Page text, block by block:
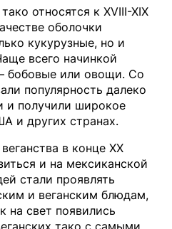
относятся к XVIII-XIX
оболочки
кукурузные, но и
всего начинкой
бобовые или овощи. Со
популярность далеко
и получили широкое
и других странах.
в конце XX
и на мексиканской
стали проявлять
и веганским блюдам,
на свет появились